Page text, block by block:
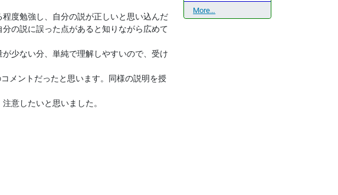
度勉強し、自分の説が正しいと思い込んだ
の説に誤った点があると知りながら広めて
少ない分、単純で理解しやすいので、受け
メントだったと思います。同様の説明を授
意したいと思いました。
最
近
More…